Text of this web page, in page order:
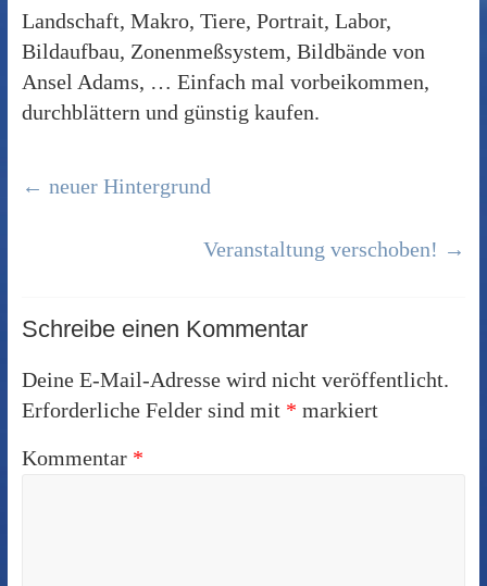
Landschaft, Makro, Tiere, Portrait, Labor,
Bildaufbau, Zonenmeßsystem, Bildbände von
Ansel Adams, … Einfach mal vorbeikommen,
durchblättern und günstig kaufen.
← neuer Hintergrund
Veranstaltung verschoben! →
Schreibe einen Kommentar
Deine E-Mail-Adresse wird nicht veröffentlicht.
Erforderliche Felder sind mit * markiert
Kommentar *